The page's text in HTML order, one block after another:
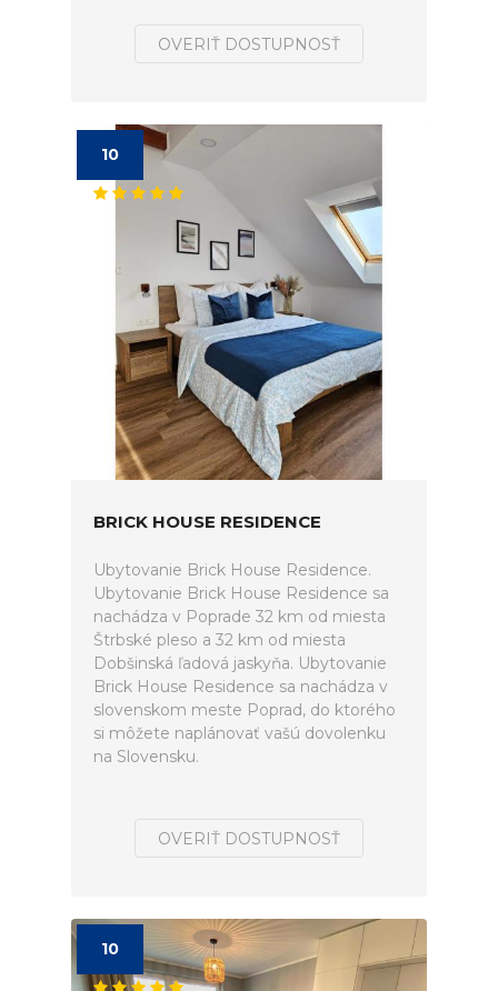
OVERIŤ DOSTUPNOSŤ
10
BRICK HOUSE RESIDENCE
Ubytovanie Brick House Residence.
Ubytovanie Brick House Residence sa
nachádza v Poprade 32 km od miesta
Štrbské pleso a 32 km od miesta
Dobšinská ľadová jaskyňa. Ubytovanie
Brick House Residence sa nachádza v
slovenskom meste Poprad, do ktorého
si môžete naplánovať vašú dovolenku
na Slovensku.
OVERIŤ DOSTUPNOSŤ
10